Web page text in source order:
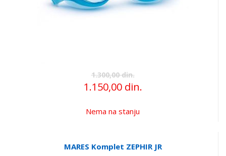
1.300,00 din.
1.150,00 din.
Nema na stanju
MARES Komplet ZEPHIR JR